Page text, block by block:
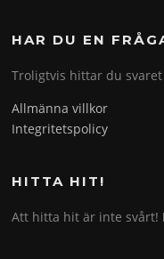
HAR DU EN
Troligtvis hittar du
Allmänna villkor
Integritetspolicy
HITTA HIT!
Att hitta hit är inte svårt!